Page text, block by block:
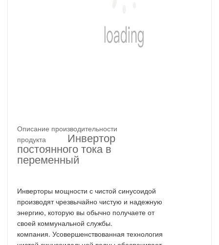
Описание производительности
продукта Инвертор
постоянного тока в
переменный
Инверторы мощности с чистой синусоидой
производят чрезвычайно чистую и надежную
энергию, которую вы обычно получаете от
своей коммунальной службы.
компания. Усовершенствованная технология